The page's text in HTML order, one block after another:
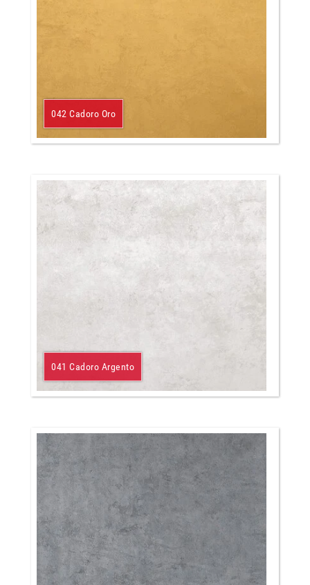
042 Cadoro Oro
041 Cadoro Argento